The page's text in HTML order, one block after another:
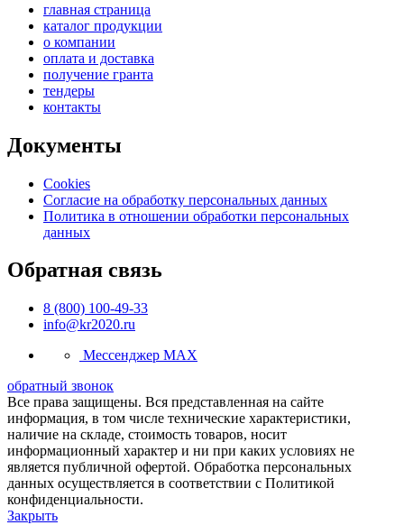
главная страница
каталог продукции
о компании
оплата и доставка
получение гранта
тендеры
контакты
Документы
Cookies
Согласие на обработку персональных данных
Политика в отношении обработки персональных
данных
Обратная связь
8 (800) 100-49-33
info@kr2020.ru
Мессенджер MAX
обратный звонок
Все права защищены. Вся представленная на сайте
информация, в том числе технические характеристики,
наличие на складе, стоимость товаров, носит
информационный характер и ни при каких условиях не
является публичной офертой. Обработка персональных
данных осуществляется в соответствии с Политикой
конфиденциальности.
Закрыть